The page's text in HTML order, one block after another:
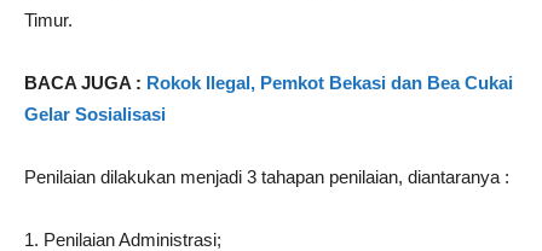
Timur.
BACA JUGA : Rokok Ilegal, Pemkot Bekasi dan Bea Cukai
Gelar Sosialisasi
Penilaian dilakukan menjadi 3 tahapan penilaian, diantaranya :
1. Penilaian Administrasi;